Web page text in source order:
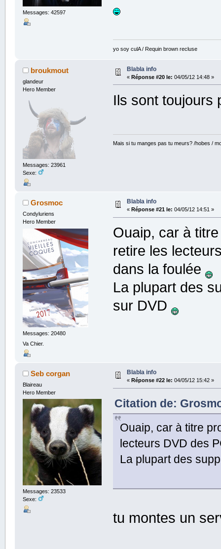
Messages: 42597
yo soy culA / Requin brown recluse
broukmout
glandeur
Hero Member
Messages: 23961
Sexe:
Blabla info
« Réponse #20 le: 04/05/12 14:48 »
Ils sont toujours
Mais si tu manges pas tu meurs? /hobes /
Grosmoc
Condyluriens
Hero Member
Messages: 20480
Va Chier.
Blabla info
« Réponse #21 le: 04/05/12 14:51 »
Ouaip, car à
retire les
dans la foulée
La plupart des
sur DVD
Seb corgan
Blaireau
Hero Member
Messages: 23533
Sexe:
Blabla info
« Réponse #22 le: 04/05/12 15:42 »
Citation de:
Ouaip, car à titre
lecteurs DVD des
La plupart des
tu montes un